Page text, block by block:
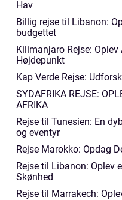
Hav
Billig rejse til Libanon:
budgettet
Kilimanjaro Rejse:
Højdepunkt
Kap Verde Rejse:
SYDAFRIKA REJSE:
AFRIKA
Rejse til Tunesien: En
og eventyr
Rejse Marokko: Opdag
Rejse til Libanon: Oplev
Skønhed
Rejse til Marrakech: